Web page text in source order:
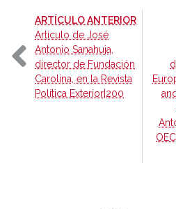
ARTÍCULO ANTERIOR-
Artículo de José
Antonio Sanahuja,
director de Fundación
Carolina, en la Revista
Política Exterior|200